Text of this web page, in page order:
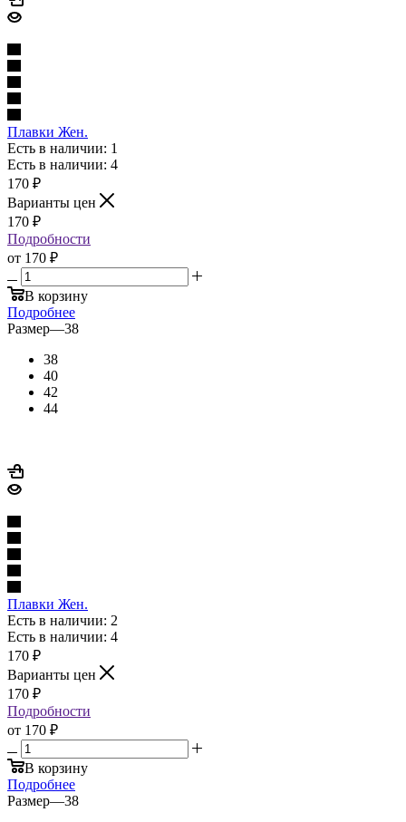
Плавки Жен.
Есть в наличии: 1
Есть в наличии: 4
170 ₽
Варианты цен
170 ₽
Подробности
от 170 ₽
В корзину
Подробнее
Размер—38
38
40
42
44
Плавки Жен.
Есть в наличии: 2
Есть в наличии: 4
170 ₽
Варианты цен
170 ₽
Подробности
от 170 ₽
В корзину
Подробнее
Размер—38